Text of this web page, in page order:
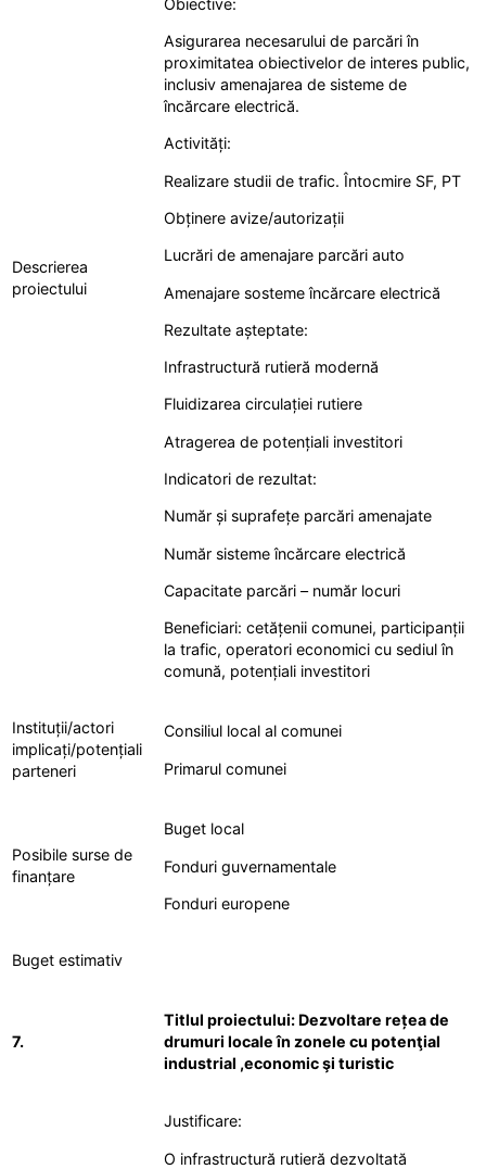
Descrierea
proiectului
Asigurarea necesarului de parcări în
proximitatea obiectivelor de interes public,
inclusiv amenajarea de sisteme de
încărcare electrică.
Activități:
Realizare studii de trafic. Întocmire SF, PT
Obținere avize/autorizații
Lucrări de amenajare parcări auto
Amenajare sosteme încărcare electrică
Rezultate așteptate:
Infrastructură rutieră modernă
Fluidizarea circulației rutiere
Atragerea de potențiali investitori
Indicatori de rezultat:
Număr și suprafețe parcări amenajate
Număr sisteme încărcare electrică
Capacitate parcări – număr locuri
Beneficiari: cetățenii comunei, participanții
la trafic, operatori economici cu sediul în
comună, potențiali investitori
Instituții/actori
implicați/potențiali
parteneri
Consiliul local al comunei
Primarul comunei
Posibile surse de
finanțare
Buget local
Fonduri guvernamentale
Fonduri europene
Buget estimativ
7.
Titlul proiectului: Dezvoltare rețea de
drumuri locale în zonele cu potenţial
industrial ,economic şi turistic
Justificare:
O infrastructură rutieră dezvoltată